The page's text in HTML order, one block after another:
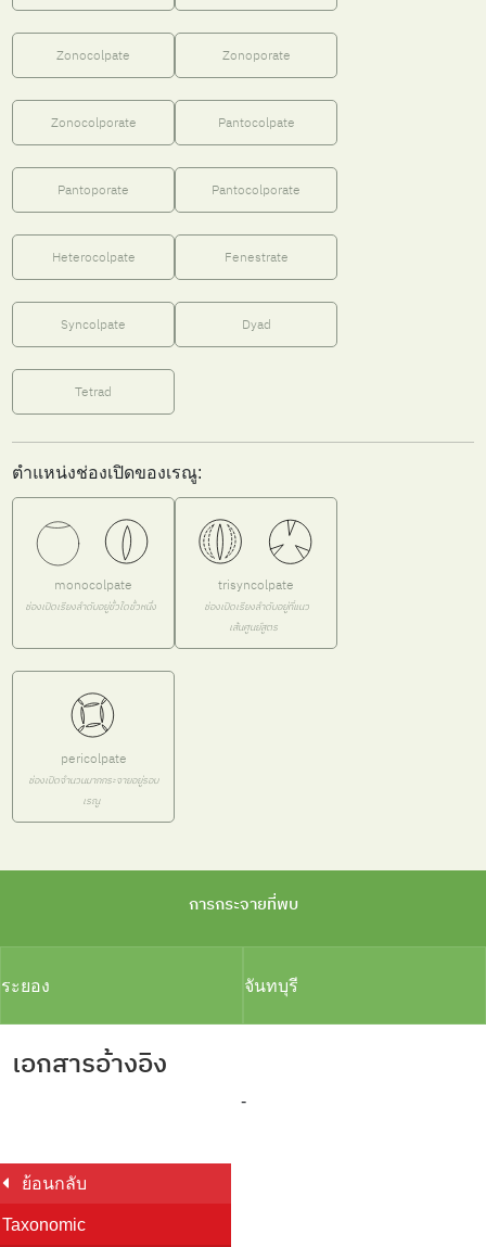
Zonocolpate Zonoporate
Zonocolporate Pantocolpate
Pantoporate Pantocolporate
Heterocolpate Fenestrate
Syncolpate Dyad
Tetrad
ตำแหน่งช่องเปิดของเรณู:
monocolpate
ช่องเปิดเรียงลำดับอยู่ขั้วใดขั้วหนึ่ง
trisyncolpate
ช่องเปิดเรียงลำดับอยู่ที่แนว
เส้นศูนย์สูตร
pericolpate
ช่องเปิดจำนวนมากกระจายอยู่รอบ
เรณู
การกระจายที่พบ
ระยอง จันทบุรี
เอกสารอ้างอิง
-
ย้อนกลับ
Taxonomic